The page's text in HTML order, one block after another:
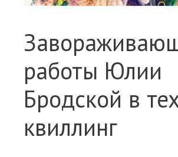
работы Юлии
Бродской в
квиллинг